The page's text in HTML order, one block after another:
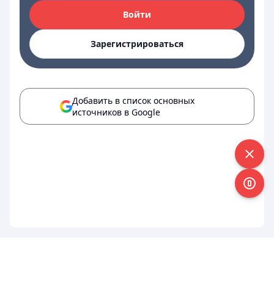
Войти
Зарегистрироваться
Добавить в список основных
источников в Google